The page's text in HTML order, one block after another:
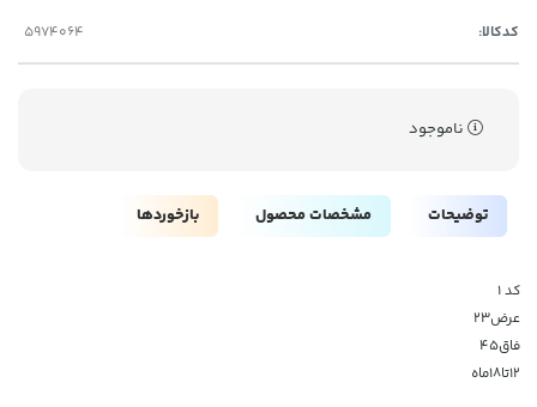
کدکالا:
ناموجود
توضیحات مشخصات محصول بازخوردها
کد ۱
عرض۲۳
فاق۴۵
۱۲تا۱۸ماه